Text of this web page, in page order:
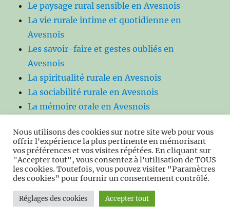
Le paysage rural sensible en Avesnois
La vie rurale intime et quotidienne en
Avesnois
Les savoir-faire et gestes oubliés en
Avesnois
La spiritualité rurale en Avesnois
La sociabilité rurale en Avesnois
La mémoire orale en Avesnois
Les thèmes transversaux poétiques
Les Monuments aux Morts de l’Avesnois
Comprendre l’Avesnois : repères
thématiques
Le Parc du Château de Gontreuil
Les Sites Natura 2000 en Avesnois
Nous utilisons des cookies sur notre site web pour vous
offrir l'expérience la plus pertinente en mémorisant
vos préférences et vos visites répétées. En cliquant sur
"Accepter tout", vous consentez à l'utilisation de TOUS
les cookies. Toutefois, vous pouvez visiter "Paramètres
des cookies" pour fournir un consentement contrôlé.
Réglages des cookies Accepter tout